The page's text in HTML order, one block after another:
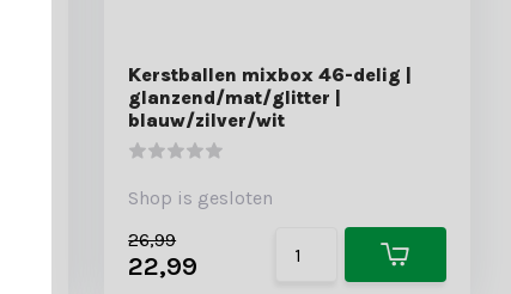
Kerstballen mixbox 46-delig |
glanzend/mat/glitter |
blauw/zilver/wit
Shop is gesloten
26,99
22,99